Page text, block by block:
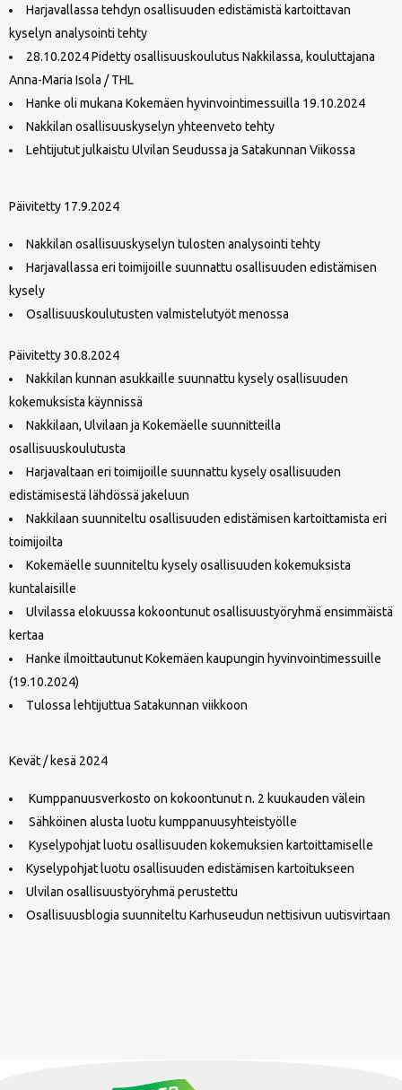
Harjavallassa tehdyn osallisuuden edistämistä kartoittavan
kyselyn analysointi tehty
28.10.2024 Pidetty osallisuuskoulutus Nakkilassa, kouluttajana
Anna-Maria Isola / THL
Hanke oli mukana Kokemäen hyvinvointimessuilla 19.10.2024
Nakkilan osallisuuskyselyn yhteenveto tehty
Lehtijutut julkaistu Ulvilan Seudussa ja Satakunnan Viikossa
Päivitetty 17.9.2024
Nakkilan osallisuuskyselyn tulosten analysointi tehty
Harjavallassa eri toimijoille suunnattu osallisuuden edistämisen
kysely
Osallisuuskoulutusten valmistelutyöt menossa
Päivitetty 30.8.2024
Nakkilan kunnan asukkaille suunnattu kysely osallisuuden
kokemuksista käynnissä
Nakkilaan, Ulvilaan ja Kokemäelle suunnitteilla
osallisuuskoulutusta
Harjavaltaan eri toimijoille suunnattu kysely osallisuuden
edistämisestä lähdössä jakeluun
Nakkilaan suunniteltu osallisuuden edistämisen kartoittamista eri
toimijoilta
Kokemäelle suunniteltu kysely osallisuuden kokemuksista
kuntalaisille
Ulvilassa elokuussa kokoontunut osallisuustyöryhmä ensimmäistä
kertaa
Hanke ilmoittautunut Kokemäen kaupungin hyvinvointimessuille
(19.10.2024)
Tulossa lehtijuttua Satakunnan viikkoon
Kevät / kesä 2024
Kumppanuusverkosto on kokoontunut n. 2 kuukauden välein
Sähköinen alusta luotu kumppanuusyhteistyölle
Kyselypohjat luotu osallisuuden kokemuksien kartoittamiselle
Kyselypohjat luotu osallisuuden edistämisen kartoitukseen
Ulvilan osallisuustyöryhmä perustettu
Osallisuusblogia suunniteltu Karhuseudun nettisivun uutisvirtaan